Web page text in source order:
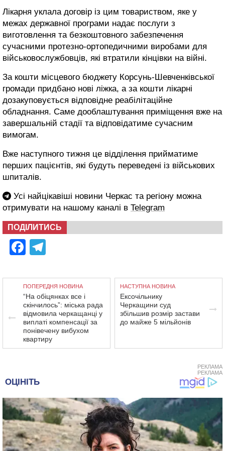
Лікарня уклала договір із цим товариством, яке у
межах державної програми надає послуги з
виготовлення та безкоштовного забезпечення
сучасними протезно-ортопедичними виробами для
військовослужбовців, які втратили кінцівки на війні.
За кошти місцевого бюджету Корсунь-Шевченківської
громади придбано нові ліжка, а за кошти лікарні
дозакуповується відповідне реабілітаційне
обладнання. Саме дооблаштування приміщення вже на
завершальній стадії та відповідатиме сучасним
вимогам.
Вже наступного тижня це відділення прийматиме
перших пацієнтів, які будуть переведені із військових
шпиталів.
Усі найцікавіші новини Черкас та регіону можна
отримувати на нашому каналі в Telegram
ПОДІЛИТИСЬ
Facebook
ПОПЕРЕДНЯ НОВИНА
“На обіцянках все і
скінчилось”: міська рада
відмовила черкащанці у
виплаті компенсації за
понівечену вибухом
квартиру
НАСТУПНА НОВИНА
Ексочільнику
Черкащини суд
збільшив розмір застави
до майже 5 мільйонів
РЕКЛАМА
РЕКЛАМА